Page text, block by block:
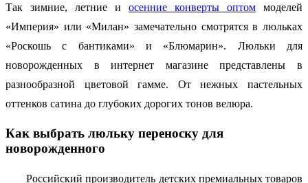
Так зимние, летние и осенние конверты оптом моделей
«Империя» или «Милан» замечательно смотрятся в люльках
«Роскошь с бантиками» и «Блюмарин». Люльки для
новорожденных в интернет магазине представлены в
разнообразной цветовой гамме. От нежных пастельных
оттенков сатина до глубоких дорогих тонов велюра.
Как выбрать люльку переноску для
новорожденного
Российский производитель детских премиальных товаров